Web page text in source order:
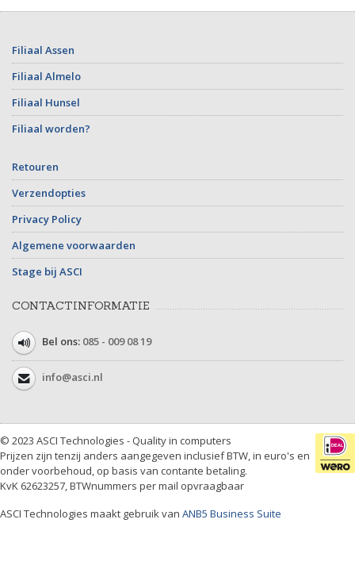
Filiaal Assen
Filiaal Almelo
Filiaal Hunsel
Filiaal worden?
Retouren
Verzendopties
Privacy Policy
Algemene voorwaarden
Stage bij ASCI
CONTACTINFORMATIE
Bel ons: 085 - 009 08 19
info@asci.nl
© 2023 ASCI Technologies - Quality in computers
Prijzen zijn tenzij anders aangegeven inclusief BTW, in euro's en
onder voorbehoud, op basis van contante betaling.
KvK 62623257, BTWnummers per mail opvraagbaar
ASCI Technologies maakt gebruik van ANB5 Business Suite